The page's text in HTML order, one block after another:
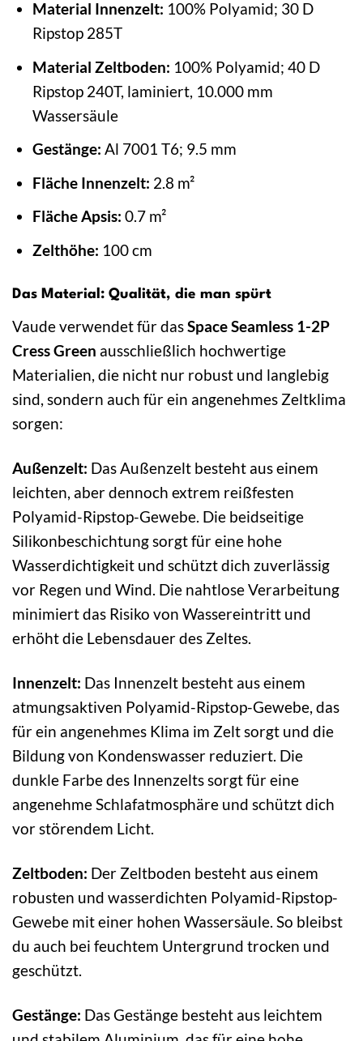
Material Innenzelt: 100% Polyamid; 30 D
Ripstop 285T
Material Zeltboden: 100% Polyamid; 40 D
Ripstop 240T, laminiert, 10.000 mm
Wassersäule
Gestänge: Al 7001 T6; 9.5 mm
Fläche Innenzelt: 2.8 m²
Fläche Apsis: 0.7 m²
Zelthöhe: 100 cm
Das Material: Qualität, die man spürt
Vaude verwendet für dasSpace Seamless 1-2P
Cress Green ausschließlich hochwertige
Materialien, die nicht nur robust und langlebig
sind, sondern auch für ein angenehmes Zeltklima
sorgen:
Außenzelt: Das Außenzelt besteht aus einem
leichten, aber dennoch extrem reißfesten
Polyamid-Ripstop-Gewebe. Die beidseitige
Silikonbeschichtung sorgt für eine hohe
Wasserdichtigkeit und schützt dich zuverlässig
vor Regen und Wind. Die nahtlose Verarbeitung
minimiert das Risiko von Wassereintritt und
erhöht die Lebensdauer des Zeltes.
Innenzelt: Das Innenzelt besteht aus einem
atmungsaktiven Polyamid-Ripstop-Gewebe, das
für ein angenehmes Klima im Zelt sorgt und die
Bildung von Kondenswasser reduziert. Die
dunkle Farbe des Innenzelts sorgt für eine
angenehme Schlafatmosphäre und schützt dich
vor störendem Licht.
Zeltboden: Der Zeltboden besteht aus einem
robusten und wasserdichten Polyamid-Ripstop-
Gewebe mit einer hohen Wassersäule. So bleibst
du auch bei feuchtem Untergrund trocken und
geschützt.
Gestänge: Das Gestänge besteht aus leichtem